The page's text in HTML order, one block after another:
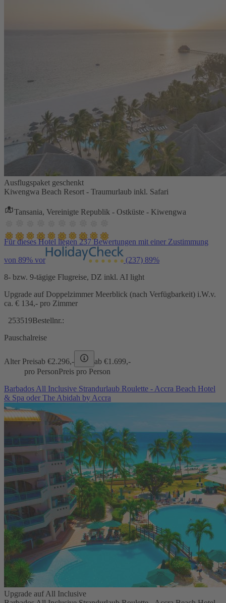
Ausflugspaket geschenkt
Kiwengwa Beach Resort - Traumurlaub inkl. Safari
Tansania, Vereinigte Republik - Ostküste - Kiwengwa
Für dieses Hotel liegen 237 Bewertungen mit einer Zustimmung
von 89% vor (237) 89%
8- bzw. 9-tägige Flugreise, DZ inkl. AI light
Upgrade auf Doppelzimmer Meerblick (nach Verfügbarkeit) i.W.v.
ca. € 134,- pro Zimmer
253519Bestellnr.:
Pauschalreise
Alter Preisab €2.296,- ab €1.699,-
pro PersonPreis pro Person
Barbados All Inclusive Strandurlaub Roulette - Accra Beach Hotel
& Spa oder The Abidah by Accra
Upgrade auf All Inclusive